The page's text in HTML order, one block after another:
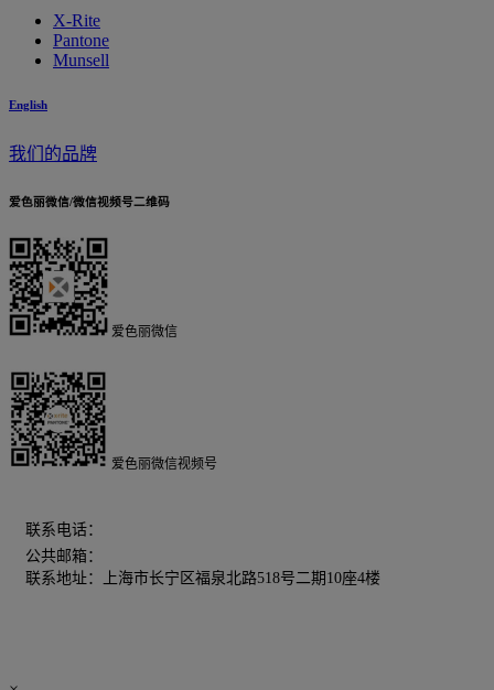
X-Rite
Pantone
Munsell
English
我们的品牌
爱色丽微信/微信视频号二维码
爱色丽微信
爱色丽微信视频号
联系电话：
公共邮箱：
联系地址：上海市长宁区福泉北路518号二期10座4楼